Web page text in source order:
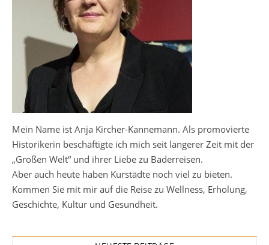
Mein Name ist Anja Kircher-Kannemann. Als promovierte
Historikerin beschäftigte ich mich seit längerer Zeit mit der
„Großen Welt“ und ihrer Liebe zu Bäderreisen.
Aber auch heute haben Kurstädte noch viel zu bieten.
Kommen Sie mit mir auf die Reise zu Wellness, Erholung,
Geschichte, Kultur und Gesundheit.